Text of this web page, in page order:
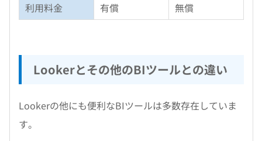
利用料金 有償 無償
Lookerとその他のBIツールとの違い
Lookerの他にも便利なBIツールは多数存在していま
す。